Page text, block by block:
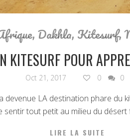
,Dakhla, Kitesurf,
KITESURF POUR
Oct 21, 2017 0 0
LA destination phare
tout petit au milieu du
LIRE LA SUITE